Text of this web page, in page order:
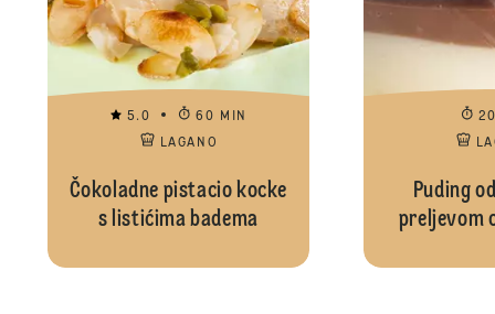
5.0
60 MIN
LAGANO
Čokoladne pistacio kocke
s listićima badema
Puding
preljevom